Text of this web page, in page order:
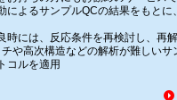
によるサンプルQCの結果をもとに
時には、反応条件を再検討し、再
チや高次構造などの解析が難しいサ
コルを適用